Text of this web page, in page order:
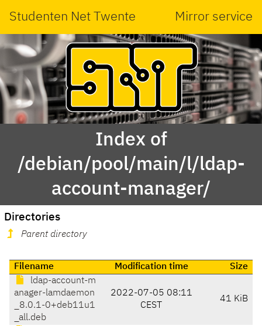
Studenten Net Twente Mirror service
Index of
/debian/pool/main/l/ldap-
account-manager/
Directories
Parent directory
Filename Modification time
Size
ldap-account-m
anager-lamdaemon
_8.0.1-0+deb11u1
_all.deb
2022-07-05 08:11
CEST
41 KiB